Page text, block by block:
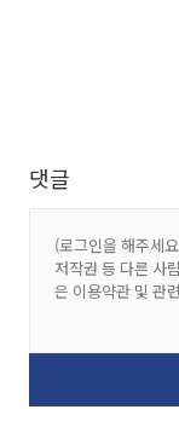
댓글